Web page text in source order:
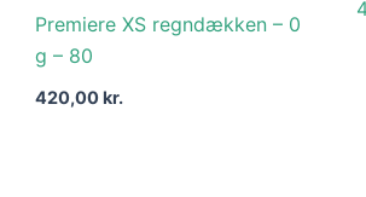
Premiere XS regndækken – 0
g – 80
420,00kr.